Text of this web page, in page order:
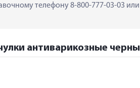
телефону 8-800-777-03-03
антиварикозные